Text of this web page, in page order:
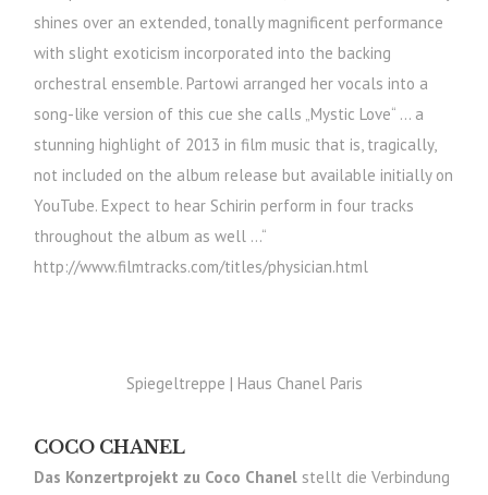
shines over an extended, tonally magnificent performance
with slight exoticism incorporated into the backing
orchestral ensemble. Partowi arranged her vocals into a
song-like version of this cue she calls „Mystic Love“ … a
stunning highlight of 2013 in film music that is, tragically,
not included on the album release but available initially on
YouTube. Expect to hear Schirin perform in four tracks
throughout the album as well …“
http://www.filmtracks.com/titles/physician.html
Spiegeltreppe | Haus Chanel Paris
COCO CHANEL
Das Konzertprojekt zu Coco Chanel stellt die Verbindung